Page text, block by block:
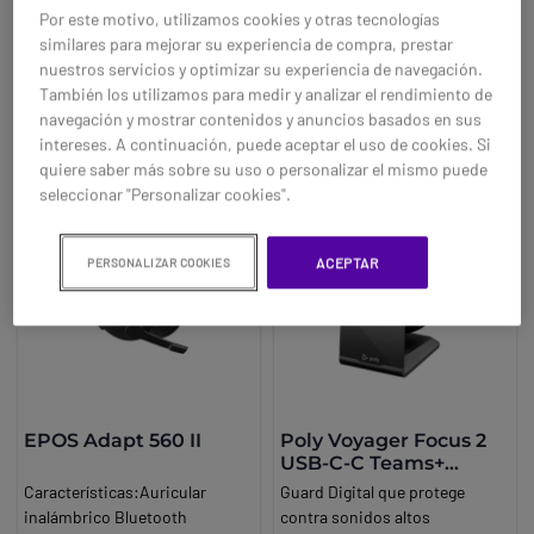
Microsoft Teams, Microsoft
Open Office, Zoom, Google
Meet Software EPOS Connect y
EPOS Manager Garantía 2 años
Ref: SEIMP500UCANC
Compra ahora
más suaves.
Ref: SEADP561II
Compra ahora
EPOS Adapt 560 II
Características:Auricular
inalámbrico Bluetooth
Poly Voyager Focus 2
USB-C-C Teams+
adaptador USB-C/A+
Base
Guard Digital que protege
contra sonidos altos
Por este motivo, utilizamos cookies y otras tecnologías
similares para mejorar su experiencia de compra, prestar
nuestros servicios y optimizar su experiencia de navegación.
También los utilizamos para medir y analizar el rendimiento de
navegación y mostrar contenidos y anuncios basados en sus
intereses. A continuación, puede aceptar el uso de cookies. Si
quiere saber más sobre su uso o personalizar el mismo puede
seleccionar "Personalizar cookies".
PERSONALIZAR COOKIES ACEPTAR